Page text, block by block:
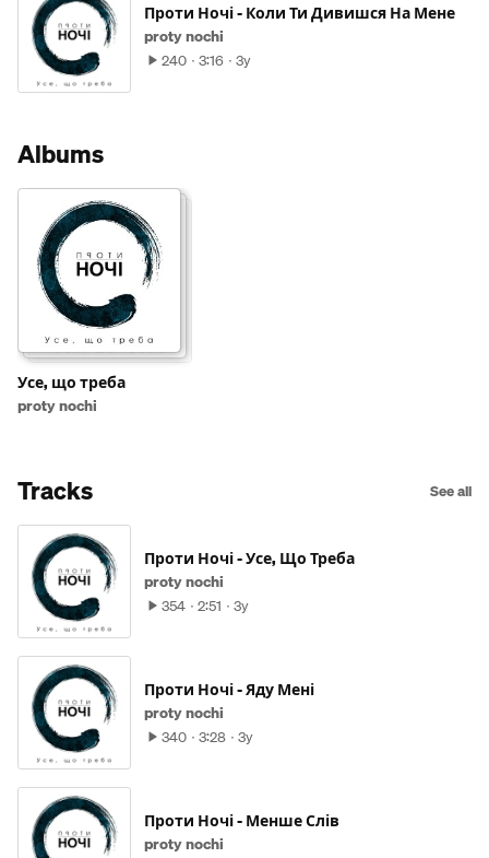
Проти Ночі - Коли Ти Дивишся На Мене
proty nochi
240 3:16 3y
Albums
Усе, що треба
proty nochi
Tracks See all
Проти Ночі - Усе, Що Треба
proty nochi
354 2:51 3y
Проти Ночі - Яду Мені
proty nochi
340 3:28 3y
Проти Ночі - Менше Слів
proty nochi